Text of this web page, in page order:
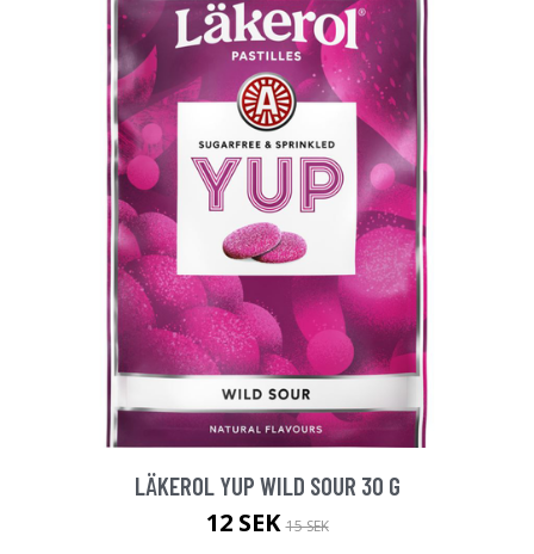
LÄKEROL YUP WILD SOUR 30 G
12 SEK15 SEK